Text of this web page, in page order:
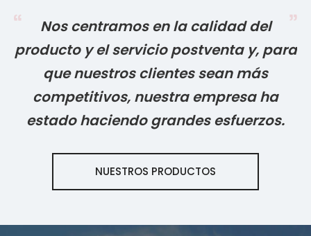
Nos centramos en la calidad del
producto y el servicio postventa y, para
que nuestros clientes sean más
competitivos, nuestra empresa ha
estado haciendo grandes esfuerzos.
NUESTROS PRODUCTOS